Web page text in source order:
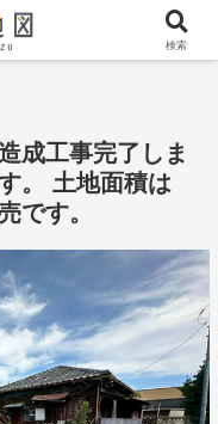
成工事完了しま
。 土地面積は
です。
検索